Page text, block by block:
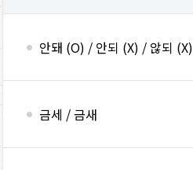
안돼 (O) / 안되 (X) / 않되 (X)
금세 / 금새